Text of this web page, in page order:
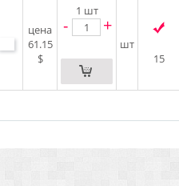
цена
61.15
$
1 шт
- +
шт
15